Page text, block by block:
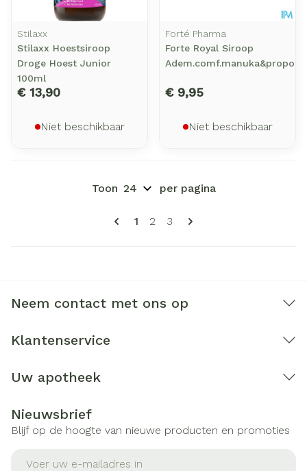
Stilaxx
Stilaxx Hoestsiroop
Droge Hoest Junior
100ml
€ 13,90
Niet beschikbaar
Forté Pharma
Forte Royal Siroop
€ 9,95
Niet beschikbaar
Pagina's
U lees momenteel pagina
1 Pagina
2 Pagina
3
Toon per pagina
Neem contact met ons op
Klantenservice
Uw apotheek
Nieuwsbrief
Blijf op de hoogte van nieuwe producten en promoties